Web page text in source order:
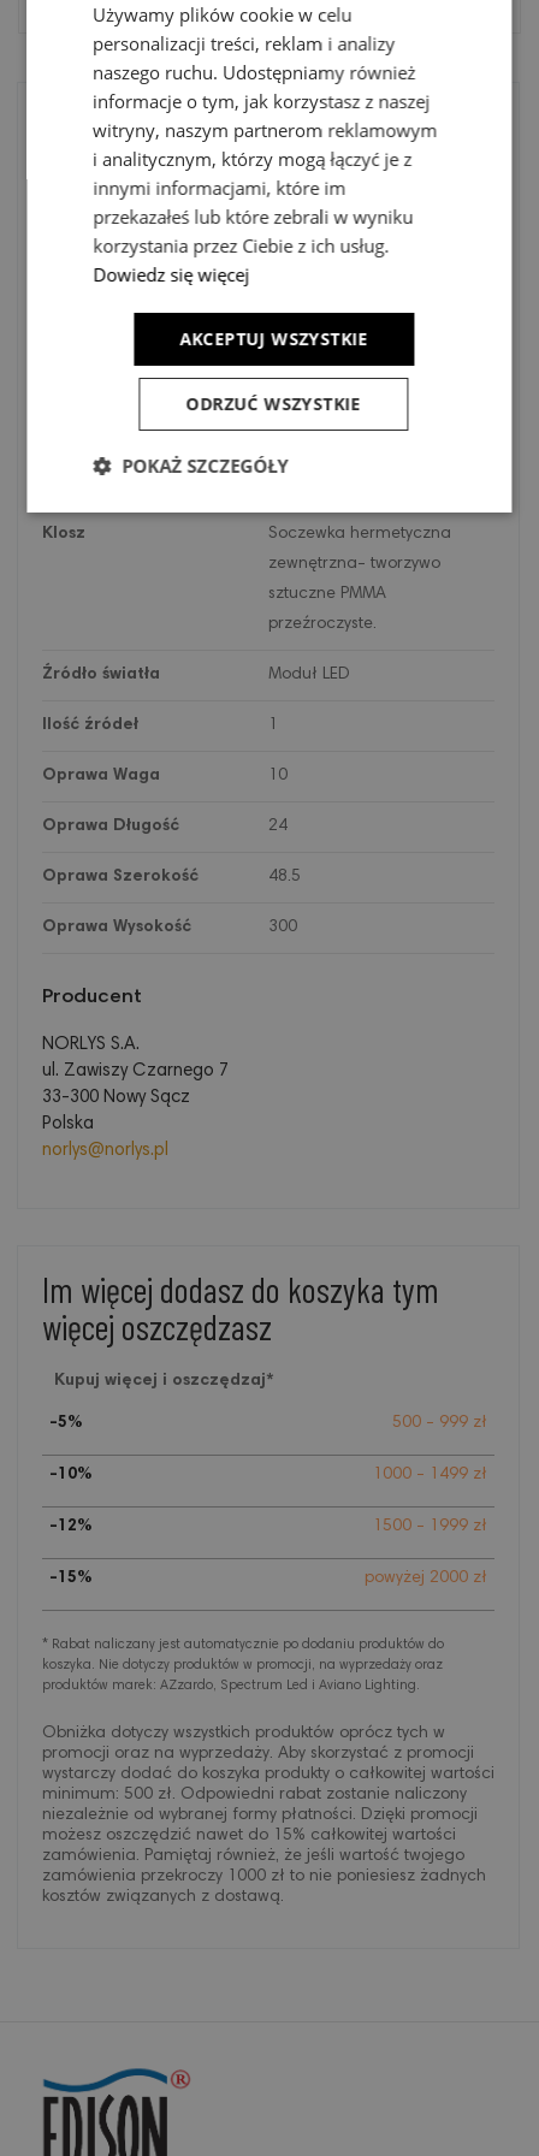
Lumeny 2772lm
malowany proszkowo.
Klasa energetyczna D
Klosz
Soczewka hermetyczna
zewnętrzna- tworzywo
sztuczne PMMA
przeźroczyste.
Źródło światła Moduł LED
Ilość źródeł
Oprawa Waga 10
Oprawa Długość 24
Oprawa Szerokość 48.5
Oprawa Wysokość 300
Producent
NORLYS S.A.
ul. Zawiszy Czarnego 7
33-300 Nowy Sącz
Polska
norlys@norlys.pl
Im więcej dodasz do koszyka tym
więcej oszczędzasz
Kupuj więcej i oszczędzaj*
-5% 500 - 999 zł
-10% 1000 - 1499 zł
-12% 1500 - 1999 zł
-15% powyżej 2000 zł
* Rabat naliczany jest automatycznie po dodaniu produktów do
koszyka. Nie dotyczy produktów w promocji, na wyprzedaży oraz
produktów marek: AZzardo, Spectrum Led i Aviano Lighting.
Obniżka dotyczy wszystkich produktów oprócz tych w
promocji oraz na wyprzedaży. Aby skorzystać z promocji
wystarczy dodać do koszyka produkty o całkowitej wartości
minimum: 500 zł. Odpowiedni rabat zostanie naliczony
niezależnie od wybranej formy płatności. Dzięki promocji
możesz oszczędzić nawet do 15% całkowitej wartości
zamówienia. Pamiętaj również, że jeśli wartość twojego
zamówienia przekroczy 1000 zł to nie poniesiesz żadnych
kosztów związanych z dostawą.
Używamy plików cookie w celu
personalizacji treści, reklam i analizy
naszego ruchu. Udostępniamy również
informacje o tym, jak korzystasz z naszej
witryny, naszym partnerom reklamowym
i analitycznym, którzy mogą łączyć je z
innymi informacjami, które im
przekazałeś lub które zebrali w wyniku
korzystania przez Ciebie z ich usług.
Dowiedz się więcej
AKCEPTUJ WSZYSTKIE
ODRZUĆ WSZYSTKIE
POKAŻ SZCZEGÓŁY